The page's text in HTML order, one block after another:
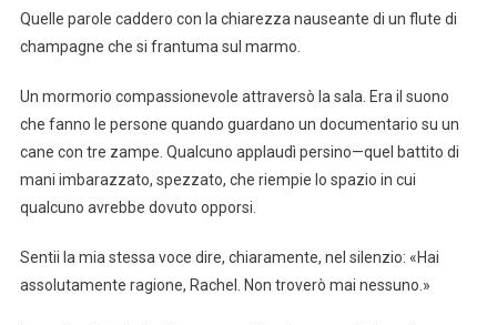
Quelle parole caddero con la chiarezza nauseante di un flute di
champagne che si frantuma sul marmo.
Un mormorio compassionevole attraversò la sala. Era il suono
che fanno le persone quando guardano un documentario su un
cane con tre zampe. Qualcuno applaudì persino—quel battito di
mani imbarazzato, spezzato, che riempie lo spazio in cui
qualcuno avrebbe dovuto opporsi.
Sentii la mia stessa voce dire, chiaramente, nel silenzio: «Hai
assolutamente ragione, Rachel. Non troverò mai nessuno.»